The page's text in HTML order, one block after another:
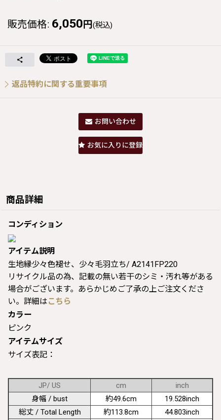
販売価格: 6,050 円 (税込)
返品特約に関する重要事項
お問い合わせ
お気に入りに登録
商品詳細
コンディション
アイテム説明
生地縁少々色褪せ、少々毛羽立ち/ A2141FP220
リサイクル品の為、記載の無い若干のシミ・汚れ等がある
場合がございます。あらかじめご了承の上ご注文くださ
い。詳細は こちら
カラー
ピンク
アイテムサイズ
サイズ表記：
JP/ US cm
inch
身幅 / bust
約49.6cm
19.528inch
総丈 / Total Length
約113.8cm
44.803inch